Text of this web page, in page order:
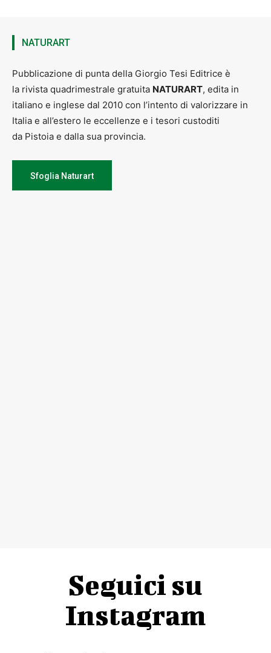
NATURART
Pubblicazione di punta della Giorgio Tesi Editrice è
la rivista quadrimestrale gratuita NATURART, edita in
italiano e inglese dal 2010 con l’intento di valorizzare in
Italia e all’estero le eccellenze e i tesori custoditi
da Pistoia e dalla sua provincia.
Sfoglia Naturart
Seguici su
Instagram